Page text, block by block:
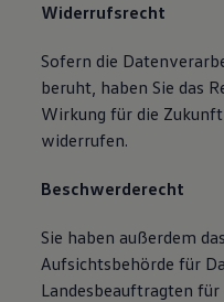
Widerrufsrecht
Sofern die
beruht, haben Sie das
Wirkung für die
widerrufen.
Beschwerderecht
Sie haben außerdem
Aufsichtsbehörde für
Landesbeauftragten